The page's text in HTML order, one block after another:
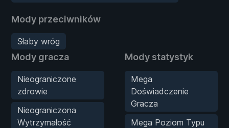
Mody przeciwników
Słaby wróg
Mody gracza
Nieograniczone
zdrowie
Nieograniczona
Wytrzymałość
Mody statystyk
Mega
Doświadczenie
Gracza
Mega Poziom Typu